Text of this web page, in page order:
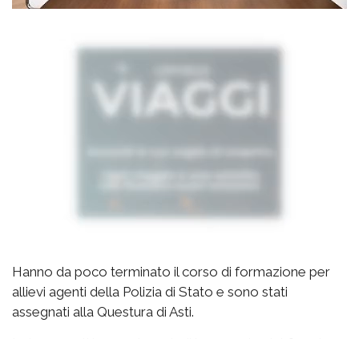
Hanno da poco terminato il corso di formazione per
allievi agenti della Polizia di Stato e sono stati
assegnati alla Questura di Asti.